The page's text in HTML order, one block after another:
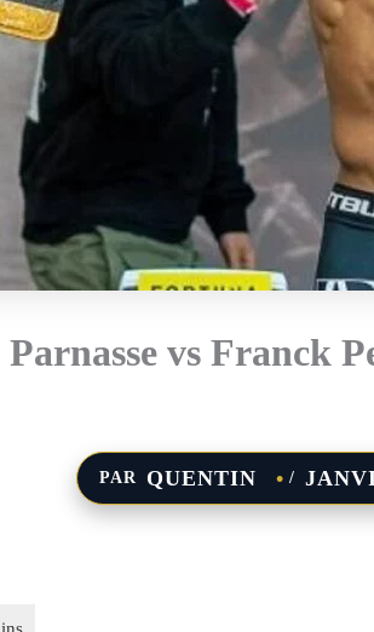
vs Franck
PAR QUENTIN /